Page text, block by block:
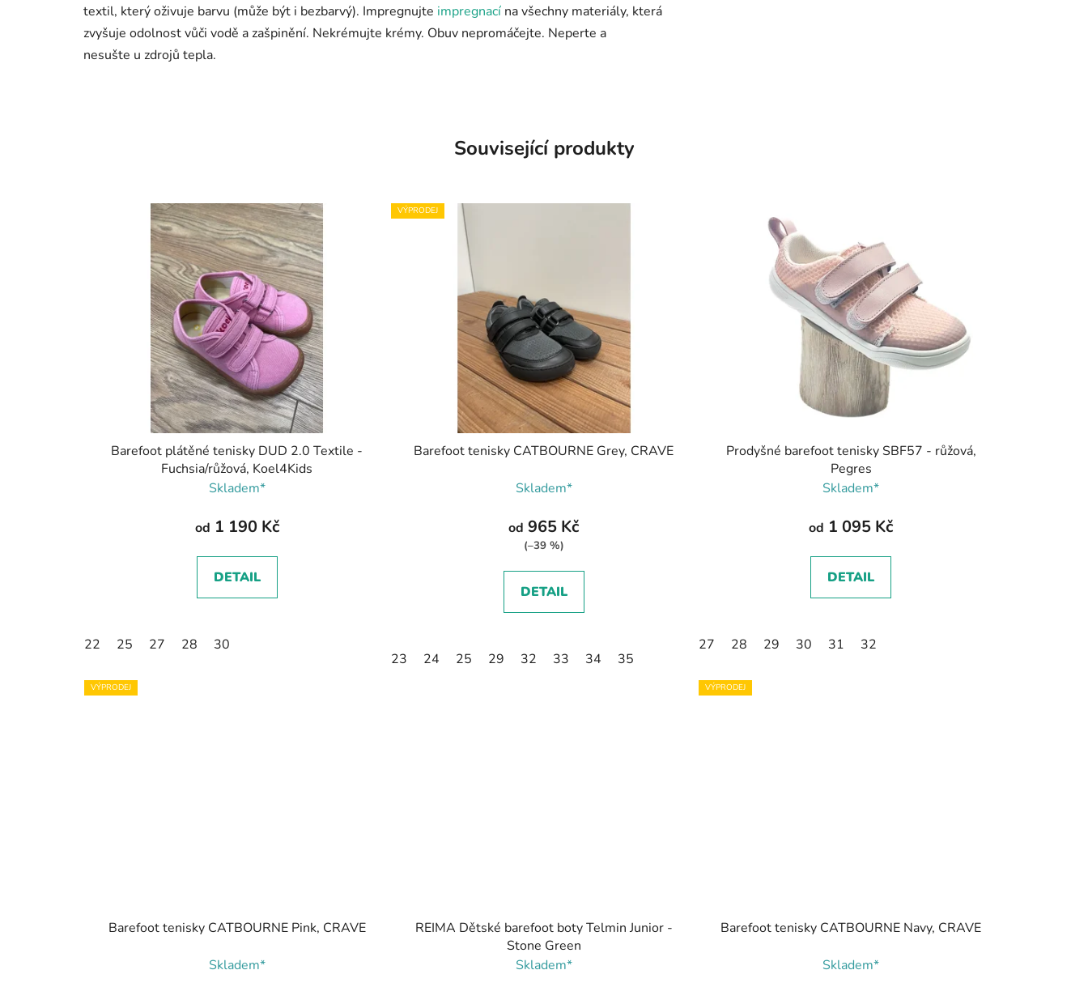
textil, který oživuje barvu (může být i bezbarvý). Impregnujte impregnací na všechny materiály, která
zvyšuje odolnost vůči vodě a zašpinění. Nekrémujte krémy. Obuv nepromáčejte. Neperte a
nesušte u zdrojů tepla.
Související produkty
Barefoot plátěné tenisky DUD 2.0 Textile -
Fuchsia/růžová, Koel4Kids
Skladem*
od 1 190 Kč
DETAIL
22 25 27 28 30
VÝPRODEJ
Barefoot tenisky CATBOURNE Grey, CRAVE
Skladem*
od 965 Kč
(–39 %)
DETAIL
23 24 25 29 32 33 34 35
Prodyšné barefoot tenisky SBF57 - růžová,
Pegres
Skladem*
od 1 095 Kč
DETAIL
27 28 29 30 31 32
VÝPRODEJ
Barefoot tenisky CATBOURNE Pink, CRAVE
Skladem*
REIMA Dětské barefoot boty Telmin Junior -
Stone Green
Skladem*
VÝPRODEJ
Barefoot tenisky CATBOURNE Navy, CRAVE
Skladem*